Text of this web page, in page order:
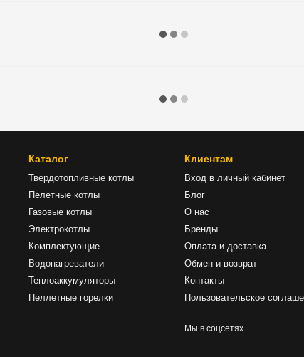
Каталог
Твердотопливные котлы
Пелетные котлы
Газовые котлы
Электрокотлы
Комплектующие
Водонагреватели
Теплоаккумуляторы
Пеллетные горелки
Клиентам
Вход в личный кабинет
Блог
О нас
Бренды
Оплата и доставка
Обмен и возврат
Контакты
Пользовательское
Мы в соцсетях